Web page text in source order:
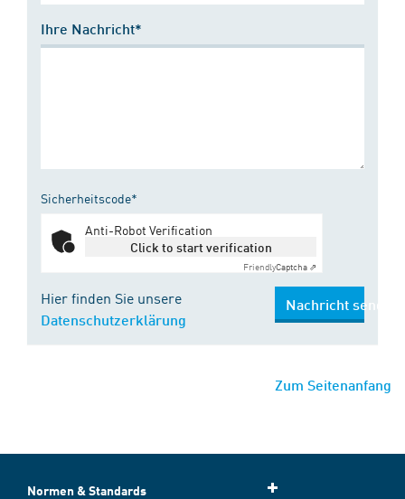
Ihre Nachricht*
Sicherheitscode*
Anti-Robot Verification
Click to start verification
FriendlyCaptcha ⇗
Hier finden Sie unsere
Datenschutzerklärung
Nachricht senden
Zum Seitenanfang
Normen & Standards